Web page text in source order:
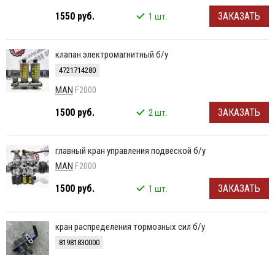
1550 руб. 1 шт. ЗАКАЗАТЬ
клапан электромагнитный б/у
4721714280
MAN F2000
1500 руб. 2 шт. ЗАКАЗАТЬ
главный кран управления подвеской б/у
MAN F2000
1500 руб. 1 шт. ЗАКАЗАТЬ
кран распределения тормозных сил б/у
81981830000